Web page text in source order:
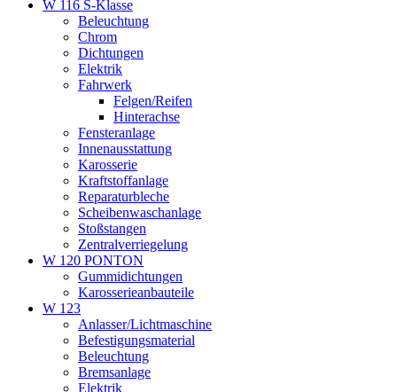
W 116 S-Klasse
Beleuchtung
Chrom
Dichtungen
Elektrik
Fahrwerk
Felgen/Reifen
Hinterachse
Fensteranlage
Innenausstattung
Karosserie
Kraftstoffanlage
Reparaturbleche
Scheibenwaschanlage
Stoßstangen
Zentralverriegelung
W 120 PONTON
Gummidichtungen
Karosserieanbauteile
W 123
Anlasser/Lichtmaschine
Befestigungsmaterial
Beleuchtung
Bremsanlage
Elektrik